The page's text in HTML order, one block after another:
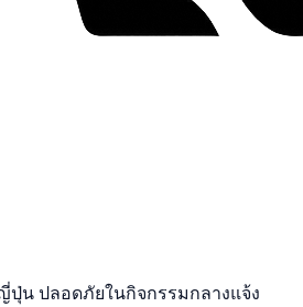
น ปลอดภัยในกิจกรรมกลางแจ้ง